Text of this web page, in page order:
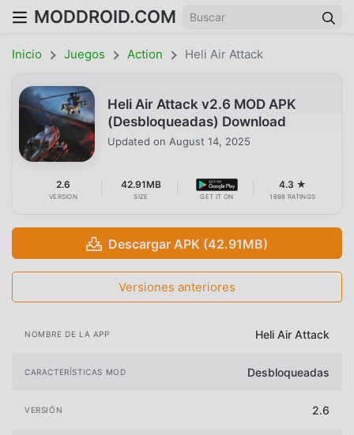
MODDROID.COM
Inicio Juegos Action Heli Air Attack
Heli Air Attack v2.6 MOD APK
(Desbloqueadas) Download
Updated on August 14, 2025
2.6
VERSION
42.91MB
SIZE GET IT ON
4.3 ★
1698 RATINGS
Descargar APK (42.91MB)
Versiones anteriores
NOMBRE DE LA APP Heli Air Attack
CARACTERÍSTICAS MOD Desbloqueadas
VERSIÓN 2.6